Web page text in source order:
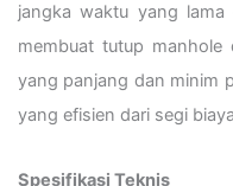
jangka waktu yang
membuat tutup
yang panjang dan minim
yang efisien dari segi
Spesifikasi Teknis